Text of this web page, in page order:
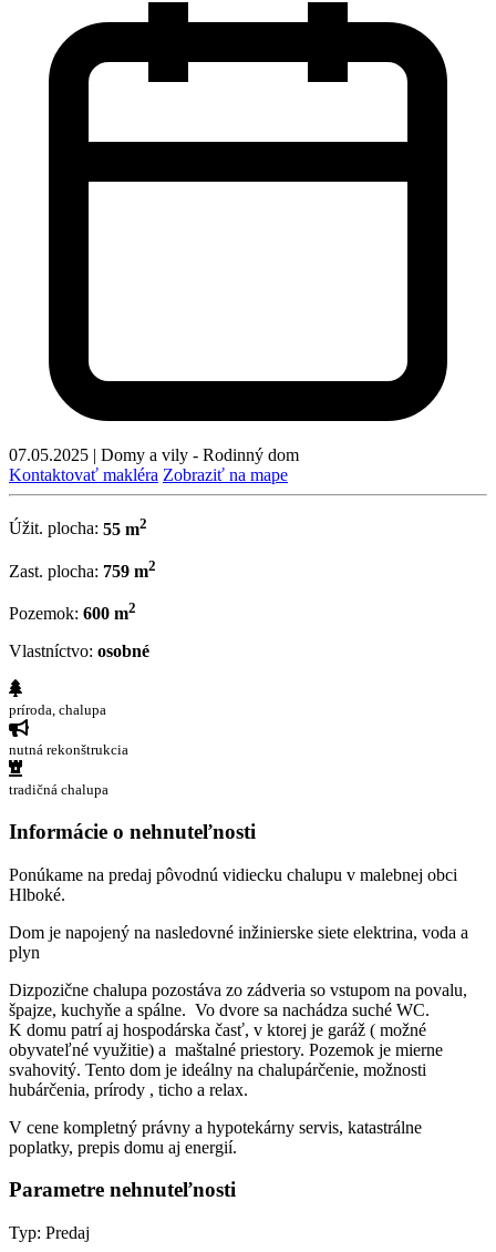
07.05.2025 | Domy a vily - Rodinný dom
Kontaktovať makléra Zobraziť na mape
Úžit. plocha: 55 m2
Zast. plocha: 759 m2
Pozemok: 600 m2
Vlastníctvo: osobné
príroda, chalupa
nutná rekonštrukcia
tradičná chalupa
Informácie o nehnuteľnosti
Ponúkame na predaj pôvodnú vidiecku chalupu v malebnej obci
Hlboké.
Dom je napojený na nasledovné inžinierske siete elektrina, voda a
plyn
Dizpozične chalupa pozostáva zo zádveria so vstupom na povalu,
špajze, kuchyňe a spálne. Vo dvore sa nachádza suché WC.
K domu patrí aj hospodárska časť, v ktorej je garáž ( možné
obyvateľné využitie) a maštalné priestory. Pozemok je mierne
svahovitý. Tento dom je ideálny na chalupárčenie, možnosti
hubárčenia, prírody , ticho a relax.
V cene kompletný právny a hypotekárny servis, katastrálne
poplatky, prepis domu aj energií.
Parametre nehnuteľnosti
Typ: Predaj